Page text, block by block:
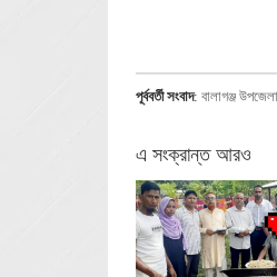
পূর্ববর্তী সংবাদ: বালাগঞ্জ
এ সংক্রান্ত আরও